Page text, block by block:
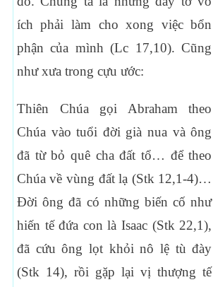
ích phải làm cho xong việc bổn
phận của mình (Lc 17,10). Cũng
như xưa trong cựu ước:
Thiên Chúa gọi Abraham theo
Chúa vào tuổi đời già nua và ông
đã từ bỏ quê cha đất tổ… để theo
Chúa về vùng đất lạ (Stk 12,1-4)…
Đời ông đã có những biến cố như
hiến tế đứa con là Isaac (Stk 22,1),
đã cứu ông lọt khỏi nô lệ tù đày
(Stk 14), rồi gặp lại vị thượng tế